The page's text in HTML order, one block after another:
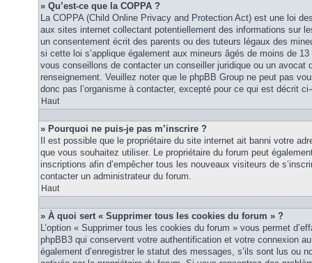
» Qu’est-ce que la COPPA ?
La COPPA (Child Online Privacy and Protection Act) est une loi
aux sites internet collectant potentiellement des informations sur
un consentement écrit des parents ou des tuteurs légaux des
si cette loi s’applique également aux mineurs âgés de moins de
vous conseillons de contacter un conseiller juridique ou un avocat
renseignement. Veuillez noter que le phpBB Group ne peut pas
donc pas l’organisme à contacter, excepté pour ce qui est décrit
Haut
» Pourquoi ne puis-je pas m’inscrire ?
Il est possible que le propriétaire du site internet ait banni votre
que vous souhaitez utiliser. Le propriétaire du forum peut
inscriptions afin d’empêcher tous les nouveaux visiteurs de
contacter un administrateur du forum.
Haut
» À quoi sert « Supprimer tous les cookies du forum » ?
L’option « Supprimer tous les cookies du forum » vous permet
phpBB3 qui conservent votre authentification et votre connexion
également d’enregistrer le statut des messages, s’ils sont lus ou